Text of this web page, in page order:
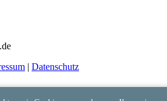
| Datenschutz